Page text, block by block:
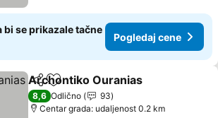
bi se prikazale tačne
Pogledaj cene
Deli Dodati u favorite
Archontiko Ouranias
8,6 Odlično
93
Centar grada: udaljenost 0.2 km